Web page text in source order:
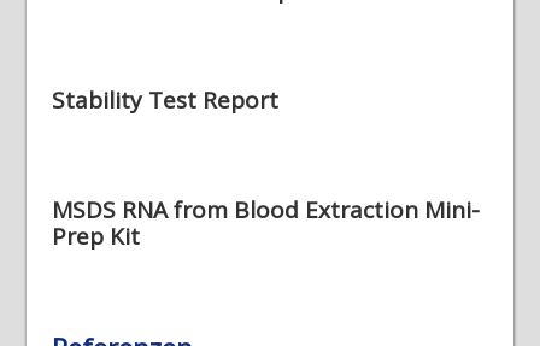
Stability Test Report
MSDS RNA from Blood Extraction Mini-
Prep Kit